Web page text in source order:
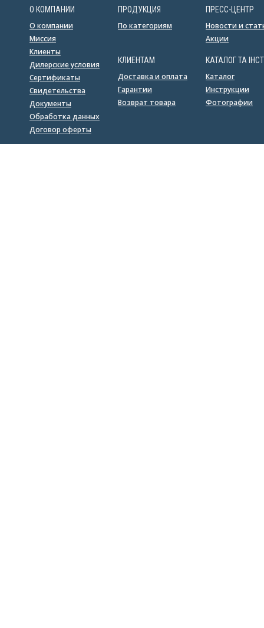
О КОМПАНИИ
О компании
Миссия
Клиенты
Дилерские условия
Сертификаты
Свидетельства
Документы
Обработка данных
Договор оферты
ПРОДУКЦИЯ
По категориям
КЛИЕНТАМ
Доставка и оплата
Гарантии
Возврат товара
ПРЕСС-ЦЕНТР
Новости и
Акции
КАТАЛОГ ТА
Каталог
Инструкции
Фотографии